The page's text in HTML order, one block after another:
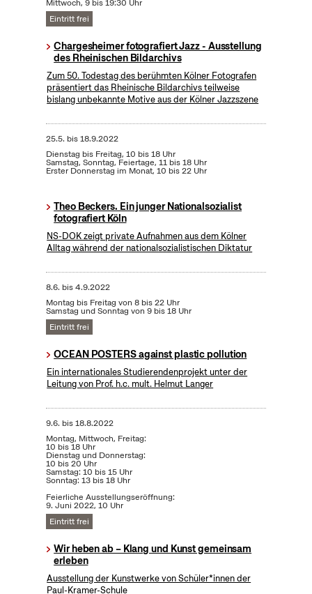
Mittwoch, 9 bis 19:30 Uhr
Eintritt frei
Chargesheimer fotografiert Jazz - Ausstellung
des Rheinischen Bildarchivs
Zum 50. Todestag des berühmten Kölner Fotografen
präsentiert das Rheinische Bildarchivs teilweise
bislang unbekannte Motive aus der Kölner Jazzszene
25.5. bis18.9.2022
Dienstag bis Freitag, 10 bis 18 Uhr
Samstag, Sonntag, Feiertage, 11 bis 18 Uhr
Erster Donnerstag im Monat, 10 bis 22 Uhr
Theo Beckers. Ein junger Nationalsozialist
fotografiert Köln
NS-DOK zeigt private Aufnahmen aus dem Kölner
Alltag während der nationalsozialistischen Diktatur
8.6. bis4.9.2022
Montag bis Freitag von 8 bis 22 Uhr
Samstag und Sonntag von 9 bis 18 Uhr
Eintritt frei
OCEAN POSTERS against plastic pollution
Ein internationales Studierendenprojekt unter der
Leitung von Prof. h.c. mult. Helmut Langer
9.6. bis18.8.2022
Montag, Mittwoch, Freitag:
10 bis 18 Uhr
Dienstag und Donnerstag:
10 bis 20 Uhr
Samstag: 10 bis 15 Uhr
Sonntag: 13 bis 18 Uhr
Feierliche Ausstellungseröffnung:
9. Juni 2022, 10 Uhr
Eintritt frei
Wir heben ab – Klang und Kunst gemeinsam
erleben
Ausstellung der Kunstwerke von Schüler*innen der
Paul-Kramer-Schule